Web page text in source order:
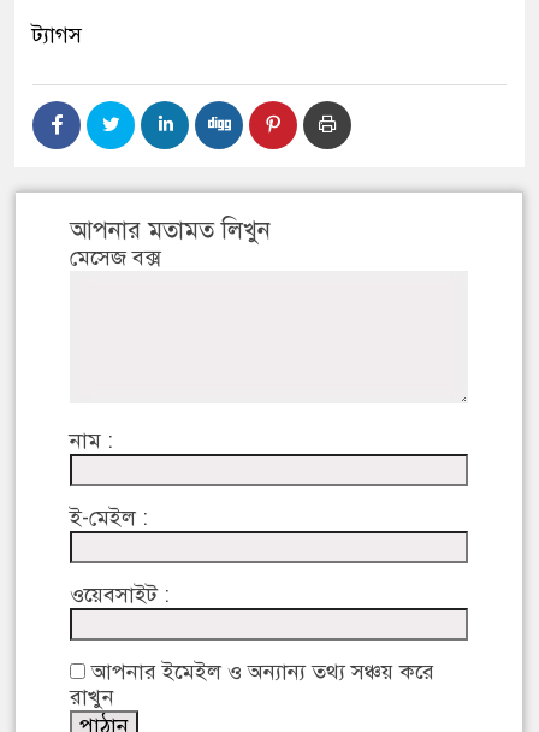
ট্যাগস
আপনার মতামত লিখুন
মেসেজ বক্স
নাম :
ই-মেইল :
ওয়েবসাইট :
আপনার ইমেইল ও অন্যান্য তথ্য সঞ্চয় করে
রাখুন